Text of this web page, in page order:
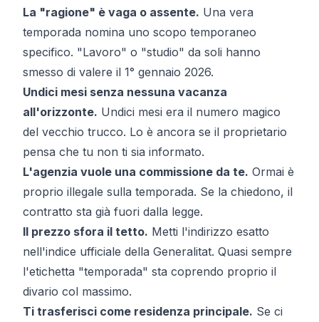
La "ragione" è vaga o assente. Una vera
temporada nomina uno scopo temporaneo
specifico. "Lavoro" o "studio" da soli hanno
smesso di valere il 1° gennaio 2026.
Undici mesi senza nessuna vacanza
all'orizzonte. Undici mesi era il numero magico
del vecchio trucco. Lo è ancora se il proprietario
pensa che tu non ti sia informato.
L'agenzia vuole una commissione da te. Ormai è
proprio illegale sulla temporada. Se la chiedono, il
contratto sta già fuori dalla legge.
Il prezzo sfora il tetto. Metti l'indirizzo esatto
nell'indice ufficiale della Generalitat. Quasi sempre
l'etichetta "temporada" sta coprendo proprio il
divario col massimo.
Ti trasferisci come residenza principale. Se ci